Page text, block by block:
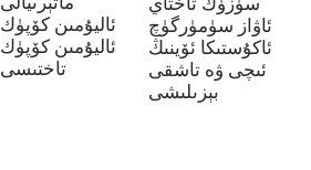
ئاليۇمىن كۆپۈك
ئاليۇمىن كۆپۈك
تاختىسى
ئاۋاز سۈمۈرگۈچ
ئاكۇستىكا ئۆينىڭ
ئىچى ۋە تاشقى
بېزىلىشى